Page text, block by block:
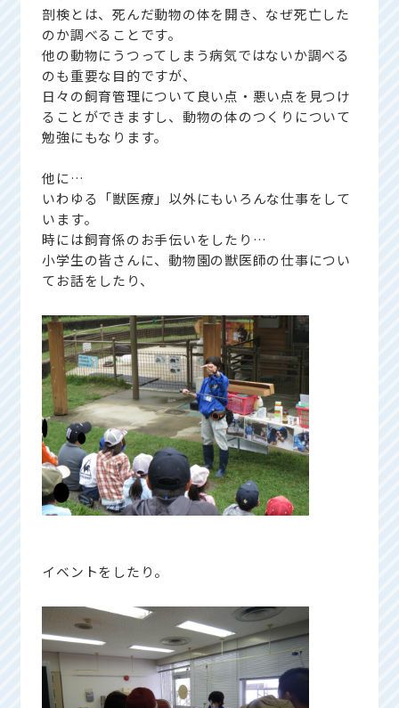
剖検とは、死んだ動物の体を開き、なぜ死亡した
のか調べることです。
他の動物にうつってしまう病気ではないか調べる
のも重要な目的ですが、
日々の飼育管理について良い点・悪い点を見つけ
ることができますし、動物の体のつくりについて
勉強にもなります。
他に…
いわゆる「獣医療」以外にもいろんな仕事をして
います。
時には飼育係のお手伝いをしたり…
小学生の皆さんに、動物園の獣医師の仕事につい
てお話をしたり、
イベントをしたり。